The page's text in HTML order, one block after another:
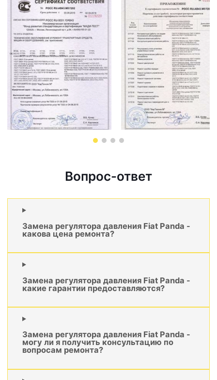
Вопрос-ответ
Замена регулятора давления Fiat Panda -
какова цена ремонта?
Замена регулятора давления Fiat Panda -
какие гарантии предоставляются?
Замена регулятора давления Fiat Panda -
могу ли я получить консультацию по
вопросам ремонта?